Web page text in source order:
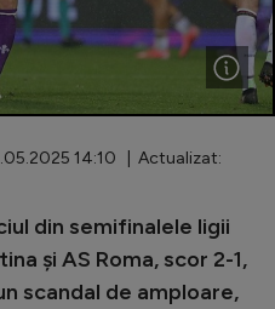
14:10 | Actualizat:
din semifinalele ligii
și AS Roma, scor 2-1,
scandal de amploare,